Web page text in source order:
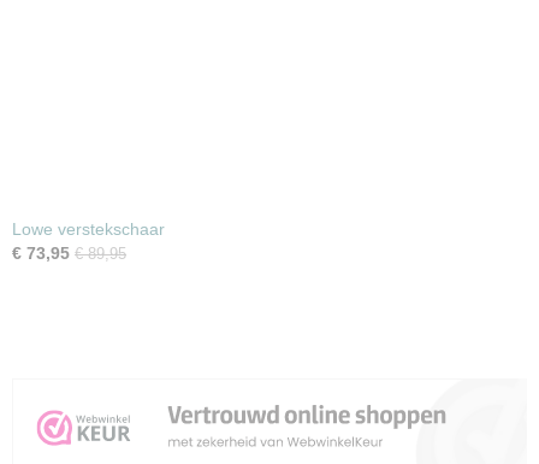
Lowe verstekschaar
€ 73,95 € 89,95